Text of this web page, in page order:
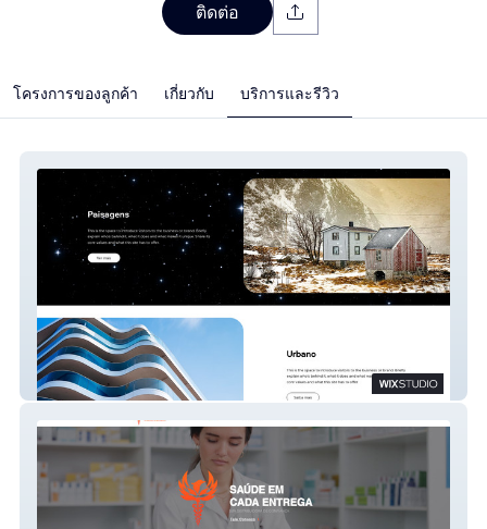
ติดต่อ
โครงการของลูกค้า เกี่ยวกับ บริการและรีวิว
Guga Lopes